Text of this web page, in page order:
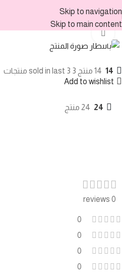
Skip to navigation
Skip to main content
الرئيسية
Click to enlarge
14 14 منتج sold in last 3 3 منتجات
Add to wishlist
24 24 منتج
0 reviews
0
0
0
0